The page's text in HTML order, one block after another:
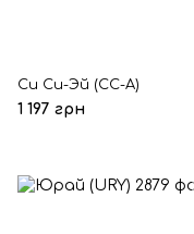
Си Си-Эй (CC-A)
1 197 грн